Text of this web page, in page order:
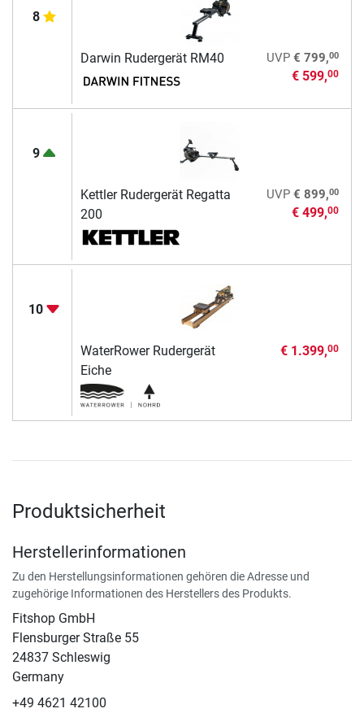
8
Darwin Rudergerät RM40 UVP € 799,00
€ 599,00
9
Kettler Rudergerät Regatta
200
UVP € 899,00
€ 499,00
10
WaterRower Rudergerät
Eiche
€ 1.399,00
Produktsicherheit
Herstellerinformationen
Zu den Herstellungsinformationen gehören die Adresse und
zugehörige Informationen des Herstellers des Produkts.
Fitshop GmbH
Flensburger Straße 55
24837 Schleswig
Germany
+49 4621 42100